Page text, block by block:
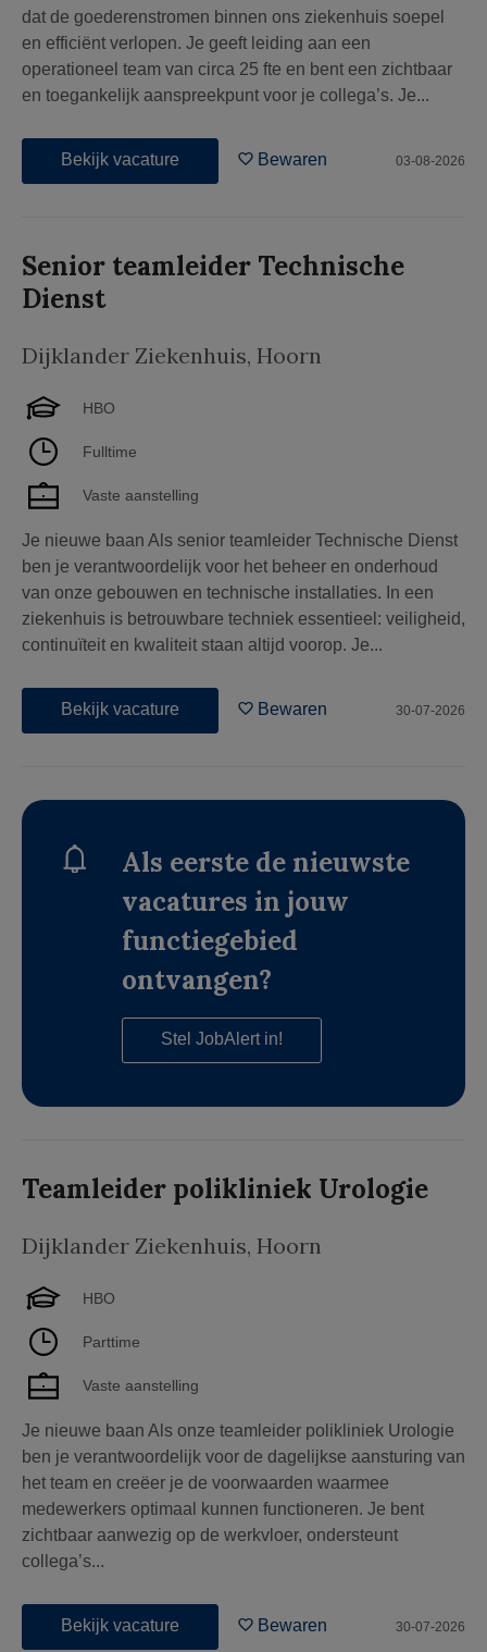
dat de goederenstromen binnen ons ziekenhuis soepel
en efficiënt verlopen. Je geeft leiding aan een
operationeel team van circa 25 fte en bent een zichtbaar
en toegankelijk aanspreekpunt voor je collega’s. Je...
Bekijk vacature Bewaren 03-08-2026
Senior teamleider Technische
Dienst
Dijklander Ziekenhuis, Hoorn
HBO
Fulltime
Vaste aanstelling
Je nieuwe baan Als senior teamleider Technische Dienst
ben je verantwoordelijk voor het beheer en onderhoud
van onze gebouwen en technische installaties. In een
ziekenhuis is betrouwbare techniek essentieel: veiligheid,
continuïteit en kwaliteit staan altijd voorop. Je...
Bekijk vacature Bewaren 30-07-2026
Als eerste de nieuwste
vacatures in jouw
functiegebied
ontvangen?
Stel JobAlert in!
Teamleider polikliniek Urologie
Dijklander Ziekenhuis, Hoorn
HBO
Parttime
Vaste aanstelling
Je nieuwe baan Als onze teamleider polikliniek Urologie
ben je verantwoordelijk voor de dagelijkse aansturing van
het team en creëer je de voorwaarden waarmee
medewerkers optimaal kunnen functioneren. Je bent
zichtbaar aanwezig op de werkvloer, ondersteunt
collega’s...
Bekijk vacature Bewaren 30-07-2026